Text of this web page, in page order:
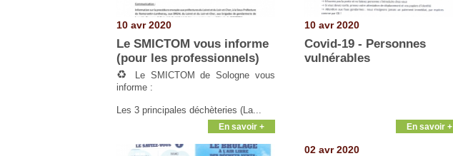
10 avr 2020
Le SMICTOM vous informe
(pour les professionnels)
♻️
Le SMICTOM de Sologne vous
informe :
Les 3 principales déchèteries (La...
En savoir +
10 avr 2020
Covid-19 - Personnes
vulnérables
En savoir +
02 avr 2020